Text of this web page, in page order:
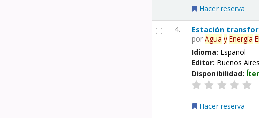
Hacer reserva
4. Estación
porAgua y Energía
Idioma:Español
Editor:Buenos
Disponibilidad:
Hacer reserva